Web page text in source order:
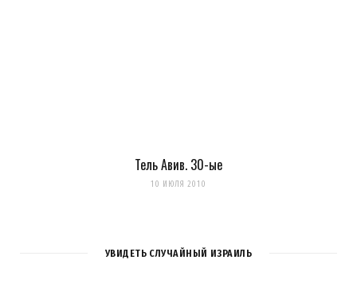
Тель Авив. 30-ые
10 ИЮЛЯ 2010
УВИДЕТЬ СЛУЧАЙНЫЙ ИЗРАИЛЬ